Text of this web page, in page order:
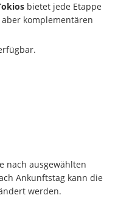
bietet jede Etappe
komplementären
nach ausgewählten
Ankunftstag kann die
werden.